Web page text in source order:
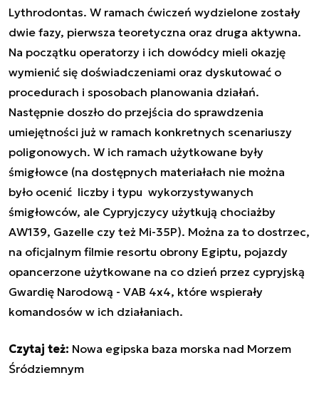
Lythrodontas. W ramach ćwiczeń wydzielone zostały
dwie fazy, pierwsza teoretyczna oraz druga aktywna.
Na początku operatorzy i ich dowódcy mieli okazję
wymienić się doświadczeniami oraz dyskutować o
procedurach i sposobach planowania działań.
Następnie doszło do przejścia do sprawdzenia
umiejętności już w ramach konkretnych scenariuszy
poligonowych. W ich ramach użytkowane były
śmigłowce (na dostępnych materiałach nie można
było ocenić liczby i typu wykorzystywanych
śmigłowców, ale Cypryjczycy użytkują chociażby
AW139, Gazelle czy też Mi-35P). Można za to dostrzec,
na oficjalnym filmie resortu obrony Egiptu, pojazdy
opancerzone użytkowane na co dzień przez cypryjską
Gwardię Narodową - VAB 4x4, które wspierały
komandosów w ich działaniach.
Czytaj też: Nowa egipska baza morska nad Morzem
Śródziemnym